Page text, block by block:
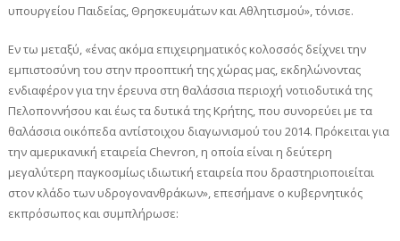
υπουργείου Παιδείας, Θρησκευμάτων και Αθλητισμού», τόνισε.
Εν τω μεταξύ, «ένας ακόμα επιχειρηματικός κολοσσός δείχνει την
εμπιστοσύνη του στην προοπτική της χώρας μας, εκδηλώνοντας
ενδιαφέρον για την έρευνα στη θαλάσσια περιοχή νοτιοδυτικά της
Πελοποννήσου και έως τα δυτικά της Κρήτης, που συνορεύει με τα
θαλάσσια οικόπεδα αντίστοιχου διαγωνισμού του 2014. Πρόκειται για
την αμερικανική εταιρεία Chevron, η οποία είναι η δεύτερη
μεγαλύτερη παγκοσμίως ιδιωτική εταιρεία που δραστηριοποιείται
στον κλάδο των υδρογονανθράκων», επεσήμανε ο κυβερνητικός
εκπρόσωπος και συμπλήρωσε: